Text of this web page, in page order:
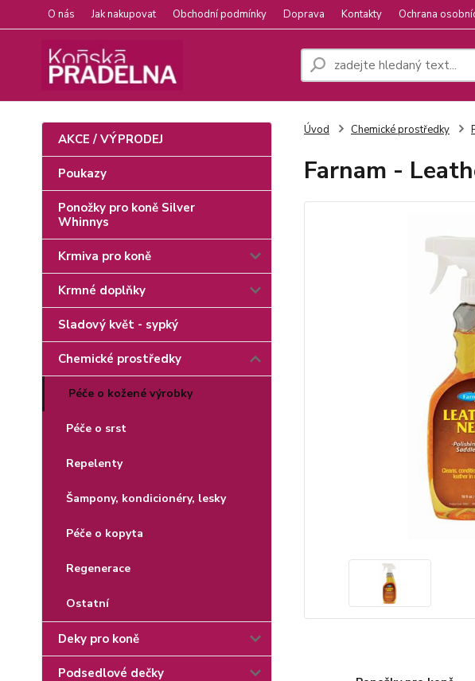
O nás Jak nakupovat Obchodní podmínky Doprava Kontakty Ochrana
AKCE / VÝPRODEJ
Poukazy
Ponožky pro koně Silver
Whinnys
Krmiva pro koně
Krmné doplňky
Sladový květ - sypký
Chemické prostředky
Péče o kožené výrobky
Péče o srst
Repelenty
Šampony, kondicionéry, lesky
Péče o kopyta
Regenerace
Ostatní
Deky pro koně
Podsedlové dečky
Úvod Chemické prostředky
Farnam -